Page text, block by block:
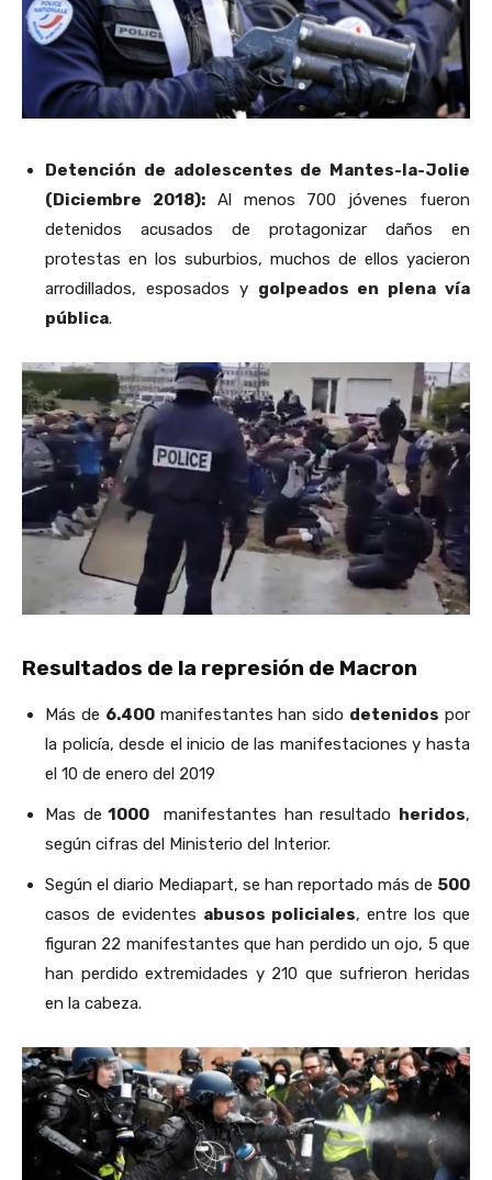
Detención de adolescentes de Mantes-la-Jolie
(Diciembre 2018):Al menos 700 jóvenes fueron
detenidos acusados de protagonizar daños en
protestas en los suburbios, muchos de ellos yacieron
arrodillados, esposados y golpeados en plena vía
pública.
Resultados de la represión de Macron
Más de 6.400manifestantes han sido detenidos por
la policía, desde el inicio de las manifestaciones y hasta
el 10 de enero del 2019
Mas de 1000 manifestantes han resultado heridos,
según cifras del Ministerio del Interior.
Según el diario Mediapart, se han reportado más de 500
casos de evidentes abusos policiales, entre los que
figuran 22 manifestantes que han perdido un ojo, 5 que
han perdido extremidades y 210 que sufrieron heridas
en la cabeza.